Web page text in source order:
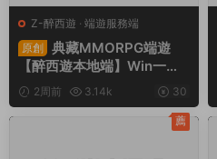
Z-醉西遊 · 端遊服務端
原創
典藏MMORPG端遊
【醉西遊本地端】Win一鍵
服務端+PC客戶端+GM後台
+視頻架設教程
2周前 3.14k 30
薦